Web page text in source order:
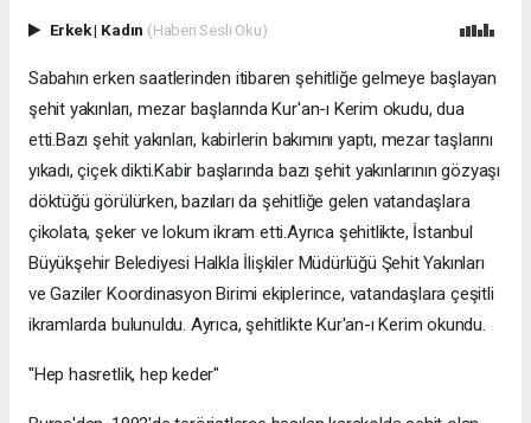
Erkek| Kadın (Haberi Sesli Oku)
Sabahın erken saatlerinden itibaren şehitliğe gelmeye başlayan
şehit yakınları, mezar başlarında Kur'an-ı Kerim okudu, dua
etti.Bazı şehit yakınları, kabirlerin bakımını yaptı, mezar taşlarını
yıkadı, çiçek dikti.Kabir başlarında bazı şehit yakınlarının gözyaşı
döktüğü görülürken, bazıları da şehitliğe gelen vatandaşlara
çikolata, şeker ve lokum ikram etti.Ayrıca şehitlikte, İstanbul
Büyükşehir Belediyesi Halkla İlişkiler Müdürlüğü Şehit Yakınları
ve Gaziler Koordinasyon Birimi ekiplerince, vatandaşlara çeşitli
ikramlarda bulunuldu. Ayrıca, şehitlikte Kur'an-ı Kerim okundu.
"Hep hasretlik, hep keder"